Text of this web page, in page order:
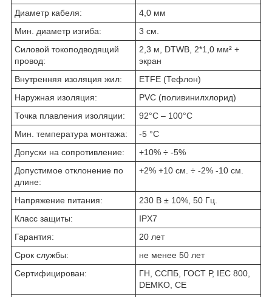
Диаметр кабеля:
4,0 мм
Мин. диаметр изгиба:
3 см.
Силовой токоподводящий
провод:
2,3 м, DTWB, 2*1,0 мм² +
экран
Внутренняя изоляция жил:
ETFE (Тефлон)
Наружная изоляция:
PVC (поливинилхлорид)
Точка плавления изоляции:
92°C – 100°C
Мин. температура монтажа:
-5 °C
Допуски на сопротивление:
+10% ÷ -5%
Допустимое отклонение по
длине:
+2% +10 см. ÷ -2% -10 см.
Напряжение питания:
230 В ± 10%, 50 Гц.
Класс защиты:
IPX7
Гарантия:
20 лет
Срок службы:
не менее 50 лет
Сертифицирован:
ГН, ССПБ, ГОСТ Р, IEC 800,
DEMKO, CE